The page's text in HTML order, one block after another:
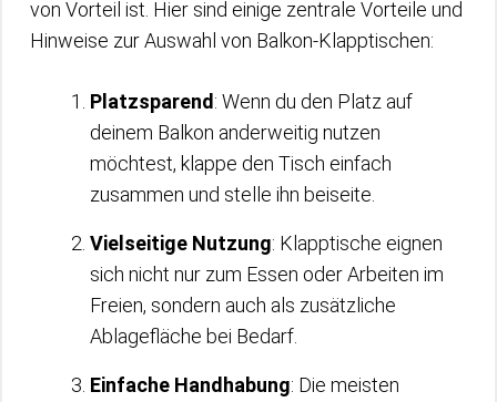
von Vorteil ist. Hier sind einige zentrale Vorteile und
Hinweise zur Auswahl von Balkon-Klapptischen:
Platzsparend: Wenn du den Platz auf
deinem Balkon anderweitig nutzen
möchtest, klappe den Tisch einfach
zusammen und stelle ihn beiseite.
Vielseitige Nutzung: Klapptische eignen
sich nicht nur zum Essen oder Arbeiten im
Freien, sondern auch als zusätzliche
Ablagefläche bei Bedarf.
Einfache Handhabung: Die meisten